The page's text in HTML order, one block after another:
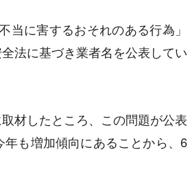
に害するおそれのある行為」
法に基づき業者名を公表してい
材したところ、この問題が公表
も増加傾向にあることから、6